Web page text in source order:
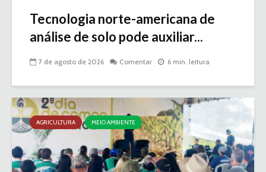
Tecnologia norte-americana de
análise de solo pode auxiliar...
7 de agosto de 2026 Comentar 6 min. leitura
AGRICULTURA MEIO AMBIENTE